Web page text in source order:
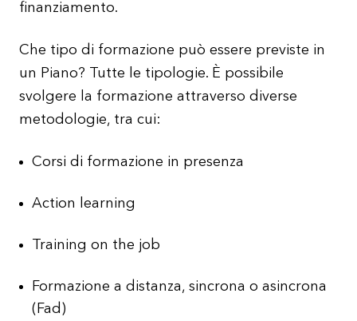
finanziamento.
Che tipo di formazione può essere previste in
un Piano? Tutte le tipologie. È possibile
svolgere la formazione attraverso diverse
metodologie, tra cui:
Corsi di formazione in presenza
Action learning
Training on the job
Formazione a distanza, sincrona o asincrona
(Fad)